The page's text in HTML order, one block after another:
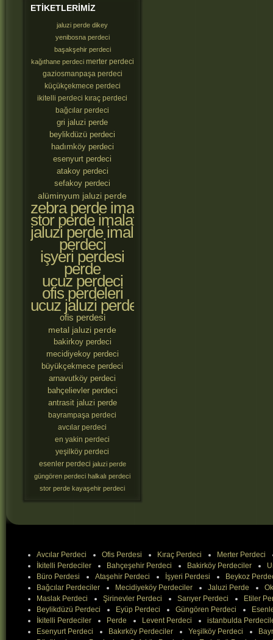
ETIKETLERIMIZ
jaluzi perde dikey
yenibosna perdeci
başakşehir perdeci
kağıthane perdeci merter perdeci
gaziosmanpaşa perdeci
küçükçekmece perdeci
ikitelli perdeci kıraç perdeci
bağcılar perdeci
gri jaluzi perde
beylikdüzü perdeci
hadımköy perdeci
esenyurt perdeci
atakoy perdeci
sefakoy perdeci
alüminyum jaluzi perde
zebra perde imalatçıları
stor perde imalatçıları
jaluzi perde imalatçıları
perdeci
işyeri perdesi
perde
ucuz perdeci
ofis perdeleri
ucuz jaluzi perde
ofis perdesi
metal jaluzi perde
bakirkoy perdeci
mecidiyekoy perdeci
büyükçekmece perdeci
arnavutköy perdeci
bahçelievler perdeci
antrasit jaluzi perde
bayrampaşa perdeci
avcılar perdeci
en yakin perdeci
yeşilköy perdeci
esenler perdeci jaluzi perde
güngören perdeci halkalı perdeci
stor perde kayaşehir perdeci
Avcılar Perdeci Ofis Perdesi Kıraç Perdeci
Merter Perdeci
İkitelli Perdeciler
Bahçeşehir Perdeci Bakirköy Perdeciler
Büro Perdesi
Ataşehir Perdeci İşyeri Perdesi
Beykoz
Bağcılar Perdeciler
Mecidiyeköy Perdeciler Jaluzi Perde
Maslak Perdeci
Şirinevler Perdeci Sarıyer Perdeci
Etiler
Beylikdüzü Perdeci
Eyüp Perdeci Güngören Perdeci
İkitelli Perdeciler
Perde Levent Perdeci
istanbulda
Esenyurt Perdeci
Bakırköy Perdeciler Yeşilköy Perdeci